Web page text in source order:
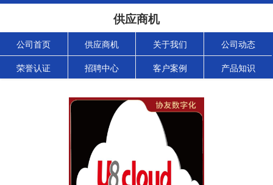
供应商机
公司首页 供应商机 关于我们 公司动态
荣誉认证 招聘中心 客户案例 产品知识